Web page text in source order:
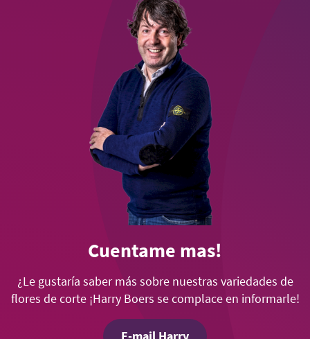
Cuentame mas!
¿Le gustaría saber más sobre nuestras variedades de
flores de corte ¡Harry Boers se complace en informarle!